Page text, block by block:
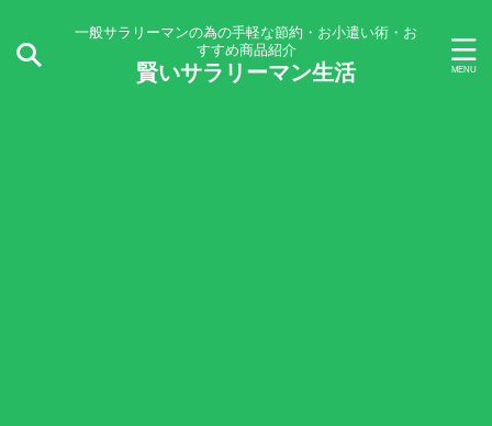
一般サラリーマンの為の手軽な節約・お小遣い術・お
すすめ商品紹介
賢いサラリーマン生活